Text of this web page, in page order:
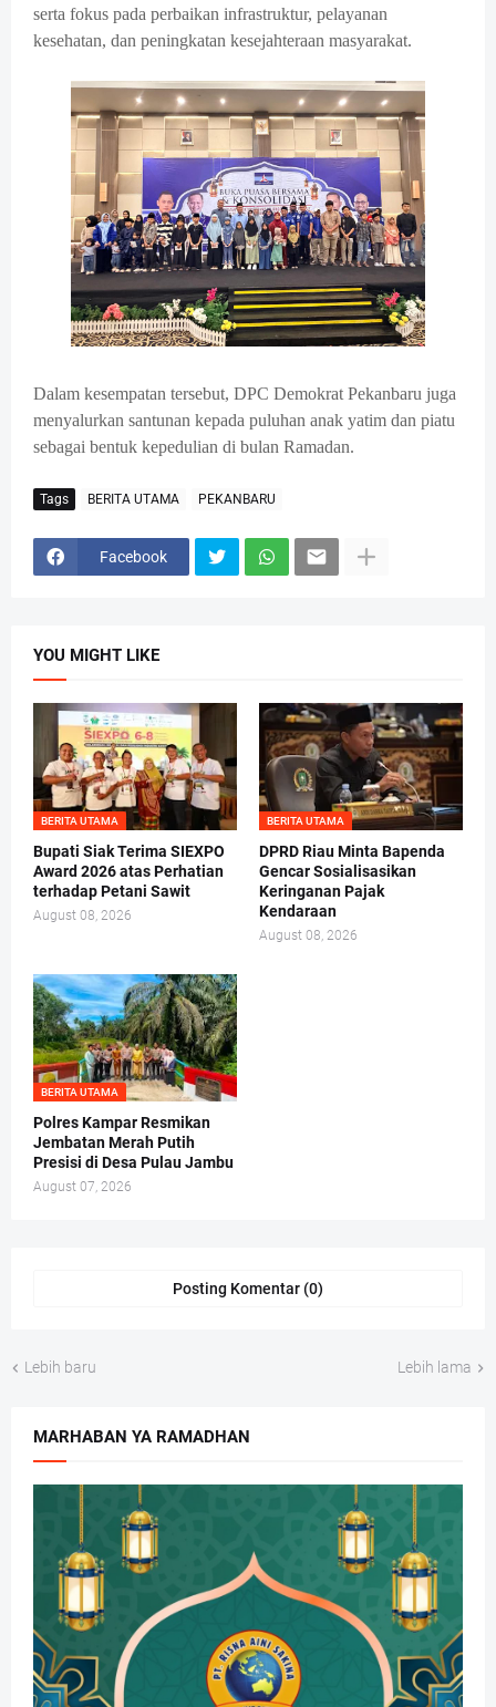
serta fokus pada perbaikan infrastruktur, pelayanan
kesehatan, dan peningkatan kesejahteraan masyarakat.
Dalam kesempatan tersebut, DPC Demokrat Pekanbaru juga
menyalurkan santunan kepada puluhan anak yatim dan piatu
sebagai bentuk kepedulian di bulan Ramadan.
Tags BERITA UTAMA PEKANBARU
Facebook
YOU MIGHT LIKE
BERITA UTAMA
Bupati Siak Terima SIEXPO
Award 2026 atas Perhatian
terhadap Petani Sawit
August 08, 2026
BERITA UTAMA
DPRD Riau Minta Bapenda
Gencar Sosialisasikan
Keringanan Pajak
Kendaraan
August 08, 2026
BERITA UTAMA
Polres Kampar Resmikan
Jembatan Merah Putih
Presisi di Desa Pulau Jambu
August 07, 2026
Posting Komentar (0)
Lebih baru Lebih lama
MARHABAN YA RAMADHAN